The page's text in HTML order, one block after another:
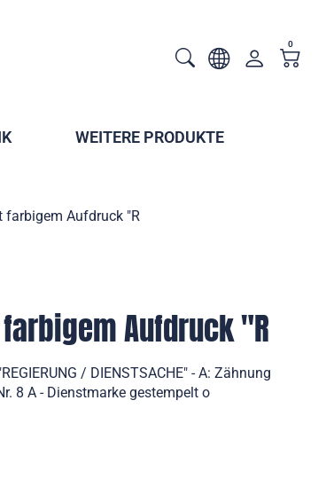
0
WEITERE PRODUKTE
farbigem Aufdruck "R
Aufdruck "R
/ DIENSTSACHE" - A: Zähnung
8 A - Dienstmarke gestempelt o